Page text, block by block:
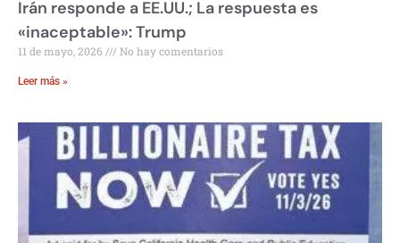
Irán responde a EE.UU.; La respuesta es
«inaceptable»: Trump
11 de mayo, 2026 No hay comentarios
Leer más »